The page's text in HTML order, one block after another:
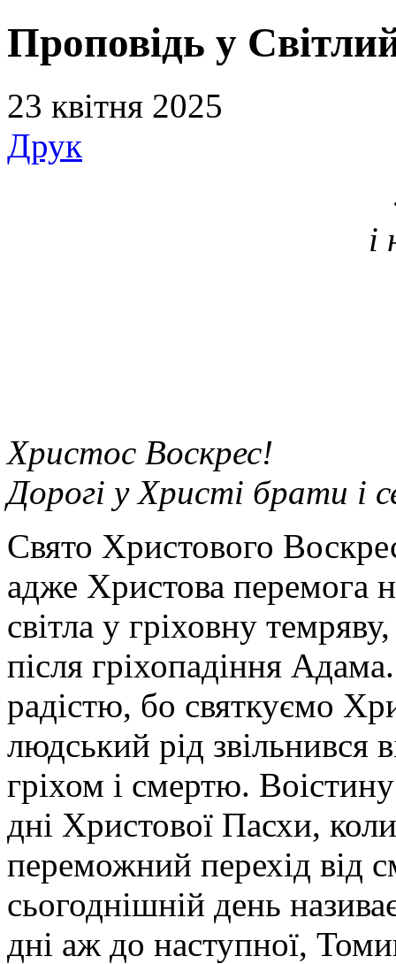
Проповідь у
23 квітня 2025
Друк
і
Христос Воскрес!
Дорогі у Христі брати і
Свято Христового
адже Христова перемога
світла у гріховну
після гріхопадіння
радістю, бо святкуємо
людський рід звільнився
гріхом і смертю.
дні Христової Пасхи,
переможний перехід від
сьогоднішній день
дні аж до наступної,